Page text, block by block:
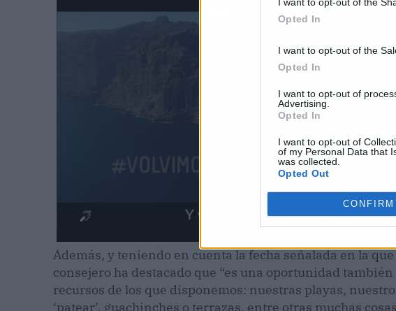
Opted In
I want to opt-out of the
Opted In
I want to opt-out of
Advertising.
Opted In
I want to opt-out of
of my Personal Data that
was collected.
Opted Out
CONFIRM
Además, y teniendo en cuenta la fecha señalada en la
consejero ha destacado que “es una oportunidad
recursos de los que disponemos: nuestras playas,
‘patear’, guachinches o terrazas, entre otras muchas